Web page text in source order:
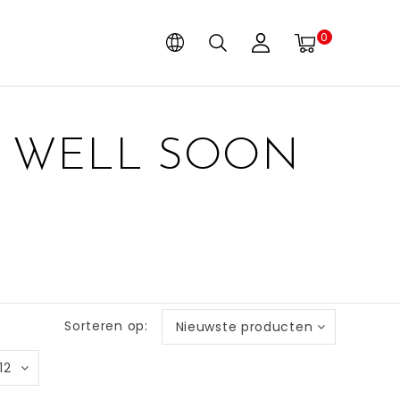
0
WELL SOON
Sorteren op: Nieuwste producten